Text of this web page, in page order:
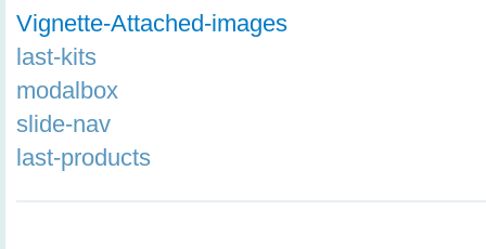
Vignette-Attached-images
last-kits
modalbox
slide-nav
last-products